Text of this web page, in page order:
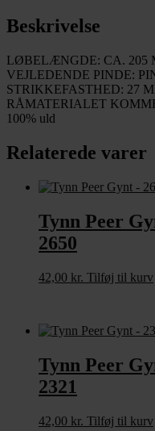
-
5811
Beskrivelse
LØBELÆNGDE: CA. 205
VEJLEDENDE PINDE:
STRIKKEFASTHED: 27
RÅMATERIALET
100% uld
Relaterede varer
Tynn Peer
2650
42,00 kr. Tilføj til kurv
Tynn Peer
2321
42,00 kr. Tilføj til kurv